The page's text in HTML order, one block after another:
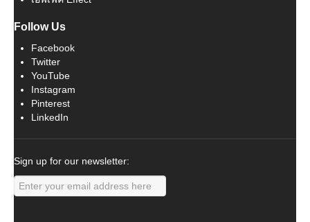
Follow Us
Facebook
Twitter
YouTube
Instagram
Pinterest
LinkedIn
Sign up for our newsletter: